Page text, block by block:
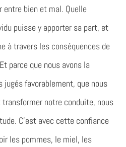
bien et mal. Quelle
puisse y apporter sa part, et
à travers les conséquences de
parce que nous avons la
jugés favorablement, que nous
notre conduite, nous
C’est avec cette confiance
les pommes, le miel, les